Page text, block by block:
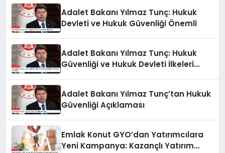
Adalet Bakanı Yılmaz Tunç: Hukuk
Devleti ve Hukuk Güvenliği Önemli
Adalet Bakanı Yılmaz Tunç: Hukuk
Güvenliği ve Hukuk Devleti İlkeleri
Adalet Bakanı Yılmaz Tunç’tan Hukuk
Güvenliği Açıklaması
Emlak Konut GYO’dan Yatırımcılara
Yeni Kampanya: Kazançlı Yatırım